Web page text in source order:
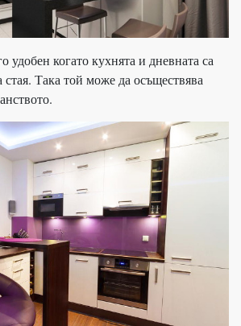
удобен когато кухнята и дневната са
Така той може да осъществява